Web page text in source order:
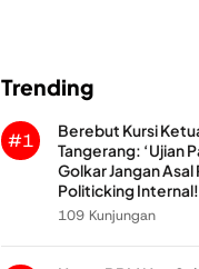
Trending
#1
Berebut Kursi
Tangerang: ‘Ujian
Golkar Jangan Asal
Politicking Internal!
109 Kunjungan